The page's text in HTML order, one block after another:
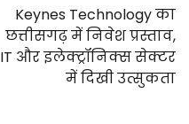
Keynes Technology का
छत्तीसगढ़ में निवेश प्रस्ताव,
IT और इलेक्ट्रॉनिक्स सेक्टर
में दिखी उत्सुकता